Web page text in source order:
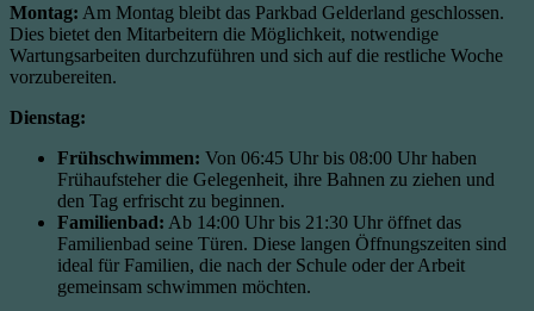
Montag: Am Montag bleibt das Parkbad Gelderland geschlossen.
Dies bietet den Mitarbeitern die Möglichkeit, notwendige
Wartungsarbeiten durchzuführen und sich auf die restliche Woche
vorzubereiten.
Dienstag:
Frühschwimmen: Von 06:45 Uhr bis 08:00 Uhr haben
Frühaufsteher die Gelegenheit, ihre Bahnen zu ziehen und
den Tag erfrischt zu beginnen.
Familienbad: Ab 14:00 Uhr bis 21:30 Uhr öffnet das
Familienbad seine Türen. Diese langen Öffnungszeiten sind
ideal für Familien, die nach der Schule oder der Arbeit
gemeinsam schwimmen möchten.